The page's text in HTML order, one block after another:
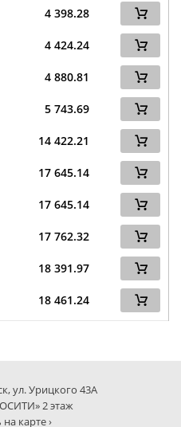
4 398.28
4 424.24
4 880.81
5 743.69
14 422.21
17 645.14
17 645.14
17 762.32
18 391.97
18 461.24
ул. Урицкого 43А
2 этаж
карте ›